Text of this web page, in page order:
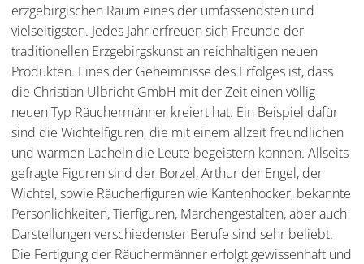
erzgebirgischen Raum eines der umfassendsten und
vielseitigsten. Jedes Jahr erfreuen sich Freunde der
traditionellen Erzgebirgskunst an reichhaltigen neuen
Produkten. Eines der Geheimnisse des Erfolges ist, dass
die Christian Ulbricht GmbH mit der Zeit einen völlig
neuen Typ Räuchermänner kreiert hat. Ein Beispiel dafür
sind die Wichtelfiguren, die mit einem allzeit freundlichen
und warmen Lächeln die Leute begeistern können. Allseits
gefragte Figuren sind der Borzel, Arthur der Engel, der
Wichtel, sowie Räucherfiguren wie Kantenhocker, bekannte
Persönlichkeiten, Tierfiguren, Märchengestalten, aber auch
Darstellungen verschiedenster Berufe sind sehr beliebt.
Die Fertigung der Räuchermänner erfolgt gewissenhaft und